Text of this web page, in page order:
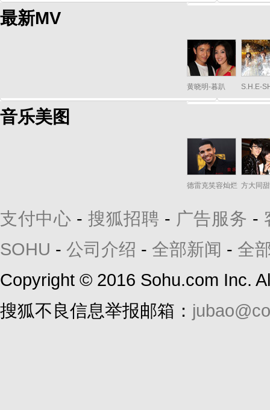
最新MV
黄晓明-暮趴 S.H.E-
音乐美图
德雷克笑容灿烂 方大同
支付中心 - 搜狐招聘 - 广告服务 -
SOHU - 公司介绍 - 全部新闻 - 全
Copyright © 2016 Sohu.com Inc.
搜狐不良信息举报邮箱：